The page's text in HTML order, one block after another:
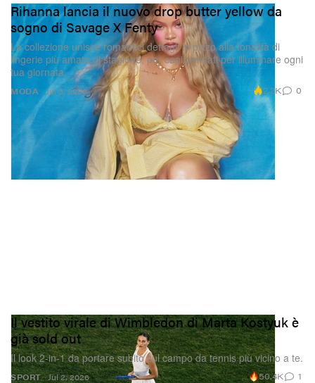
MODA
Rihanna lancia il nuovo drop butter yellow da
sogno di Savage X Fenty
La collezione unisce romantici dettagli in pizzo alla tonalità di
lingerie più amata di stagione, per capi pensati per illuminare ogni
tua giornata.
Jul 3, 2026 2.2K 0
SPORT
Il vestito virale di Wimbledon di Marta Kostyuk è
già sold out
Il look 2-in-1 da portare subito sul campo da tennis più vicino a te.
Jul 2, 2026 50.4K 1